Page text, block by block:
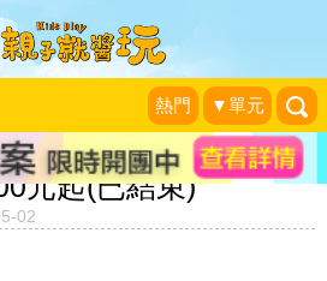
熱門 ▼單元
加碼六福村門票5折】
滿滿的綠意盎然～帶孩
住一晚！親子一泊一
元起(已結束)
02